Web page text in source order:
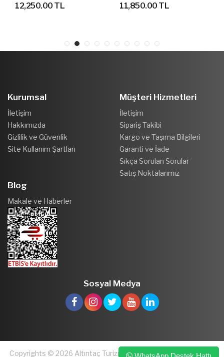
12,250.00 TL 11,850.00 TL
Kurumsal
İletişim
Hakkımızda
Gizlilik ve Güvenlik
Site Kullanım Şartları
Müşteri Hizmetleri
İletişim
Sipariş Takibi
Kargo ve Taşıma Bilgileri
Garanti ve İade
Sıkça Sorulan Sorular
Satış Noktalarımız
Blog
Makale ve Haberler
Sosyal Medya
Copyrights © 2026 Altıntaç Turizm ve Kuyumculuk San. ve Tic.